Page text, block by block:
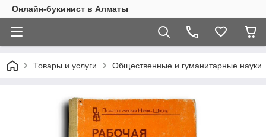
Онлайн-букинист в Алматы
Товары и услуги Общественные и гуманитарные науки